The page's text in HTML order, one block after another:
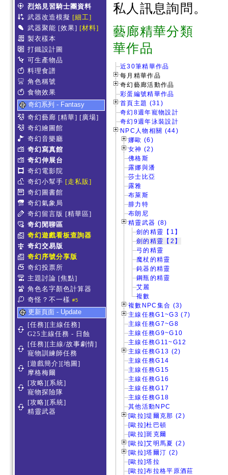
烈焰見習騎士團資料
武器改造模擬 [細工]
武器聚能 [效果] [材料]
製衣樣本
打鐵設計圖
可生產物品
料理食譜
角色稱號
食物效果
奇幻系列 - Fantasy
奇幻藝廊 [精華] [廣場]
奇幻繪圖館
奇幻音樂廳
奇幻寫真館
奇幻伸展台
奇幻電影院
奇幻小幫手 [走私販]
奇幻圖書館
奇幻氣象局
奇幻留言版 [精華區]
奇幻閒聊區
奇幻遊戲看板查詢器
奇幻交易版
奇幻序號分享版
奇幻投票所
主題討論 [焦點]
角色名字顏色計算器
奇怪？不一樣 #5
更新頁面 - Update
[任務][主線任務]
G25主線任務 - 日蝕
[任務][主線/故事劇情]
寵物訓練師任務
[遊戲簡介][地圖]
摩格梅爾
[攻略][系統]
寵物探險隊
[攻略][系統]
精靈武器
私人訊息詢問。
藝廊
華作品
近30筆精華作品
每月精華作品
奇幻藝廊活動作品
彩蛋編號精華作品
首頁主題 (31)
奇幻8週年寵物設計
奇幻9週年泳裝設計
NPC人物相關 (44)
娜歐 (6)
女神 (2)
佛格斯
露娜與潘
莎士比亞
露雅
布萊斯
腓力特
布朗尼
精靈武器 (8)
劍的精靈【1】
劍的精靈【2】
弓的精靈
魔杖的精靈
鈍器的精靈
鋼瓶的精靈
艾麗
複數
複數NPC集合 (3)
主線任務G1~G3 (7)
主線任務G7~G8
主線任務G9~G10
主線任務G11~G12
主線任務G13 (2)
主線任務G14
主線任務G15
主線任務G16
主線任務G17
主線任務G18
其他活動NPC
[歐拉]堤爾克那 (2)
[歐拉]杜巴頓
[歐拉]斑克爾
[歐拉]艾明馬夏 (2)
[歐拉]塔爾汀 (2)
[歐拉]塔拉
[歐拉]布拉格平原酒莊